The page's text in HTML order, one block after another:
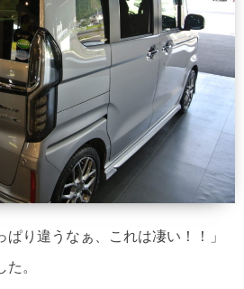
り違うなぁ、これは凄い！！」
。